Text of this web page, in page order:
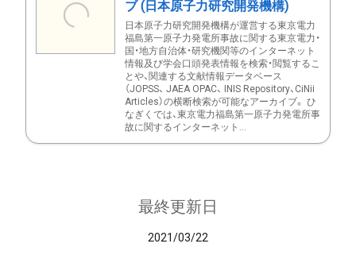
ブ (日本原子力研究開発機構)
日本原子力研究開発機構が運営する東京電力
福島第一原子力発電所事故に関する東京電力・
国・地方自治体・研究機関等のインターネット
情報及び学会口頭発表情報を検索・閲覧するこ
とや、関連する文献情報データベース
（JOPSS、 JAEA OPAC、 INIS Repository、CiNii
Articles）の横断検索が可能なアーカイブ。 ひ
なぎくでは、東京電力福島第一原子力発電所事
故に関するインターネット...
最終更新日
2021/03/22